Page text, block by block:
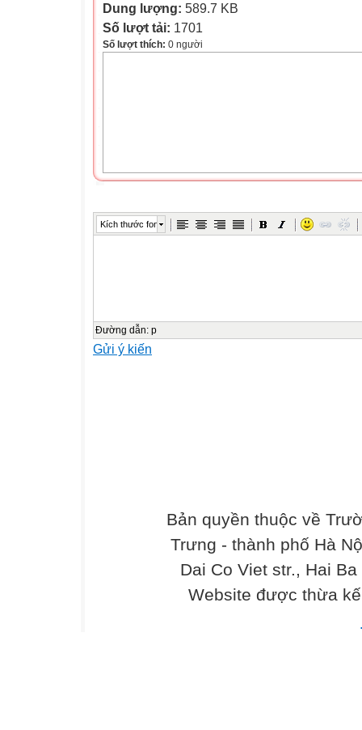
Dung lượng: 589.7 KB
Số lượt tải: 1701
Số lượt thích: 0 người
Kích thước font
Đường dẫn: p
Gửi ý kiến
Bản quyền thuộc về
Trưng - thành phố Hà
Dai Co Viet str., Hai
Website được thừa